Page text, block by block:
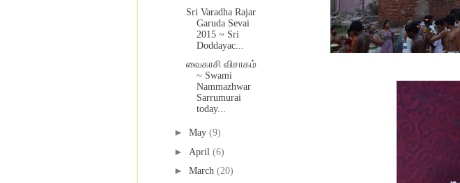
Sri Varadha Rajar
Garuda Sevai
2015 ~ Sri
Doddayac...
வைகாசி விசாகம்
~ Swami
Nammazhwar
Sarrumurai
today...
► May (9)
► April (6)
► March (20)